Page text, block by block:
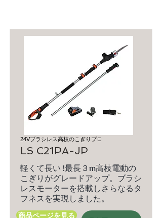
24Vブラシレス高枝のこぎりプロ
LS C21PA-JP
軽くて長い !最長３m高枝電動の
こぎりがグレードアップ。ブラシ
レスモーターを搭載しさらなるタ
フネスを実現しました。
商品ページを見る